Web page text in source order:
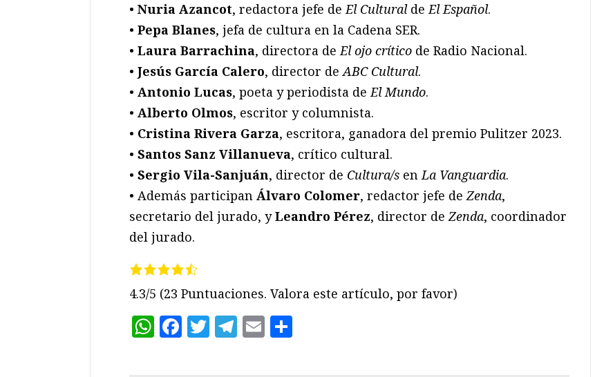
• Nuria Azancot, redactora jefe deEl CulturaldeEl Español.
• Pepa Blanes, jefa de cultura en la Cadena SER.
• Laura Barrachina, directora deEl ojo crítico de Radio Nacional.
• Jesús García Calero, director deABC Cultural.
• Antonio Lucas, poeta y periodista deEl Mundo.
• Alberto Olmos, escritor y columnista.
• Cristina Rivera Garza, escritora, ganadora del premio Pulitzer 2023.
• Santos Sanz Villanueva, crítico cultural.
• Sergio Vila-Sanjuán, director de Cultura/s enLa Vanguardia.
• Además participan Álvaro Colomer, redactor jefe deZenda,
secretario del jurado, yLeandro Pérez, director deZenda, coordinador
del jurado.
4.3/5 (23 Puntuaciones. Valora este artículo, por favor)
WhatsApp
Facebook
Twitter
Telegram
Email